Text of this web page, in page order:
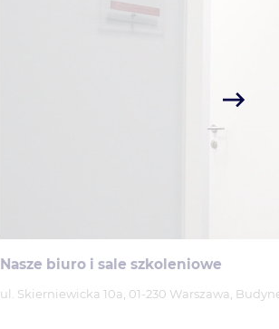
Nasze biuro i sale szkoleniowe
ul. Skierniewicka 10a, 01-230 Warszawa,